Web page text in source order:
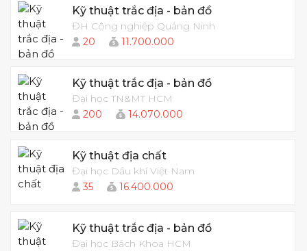
Kỹ thuật trắc địa - bản đồ
ĐH Công nghiệp Quảng Ninh
20
11.700.000
Kỹ thuật trắc địa - bản đồ
Đại học TN&MT HCM
200
14.070.000
Kỹ thuật địa chất
Đại học Dầu khí Việt Nam
35
16.400.000
Kỹ thuật trắc địa - bản đồ
Đại học Bách Khoa HCM